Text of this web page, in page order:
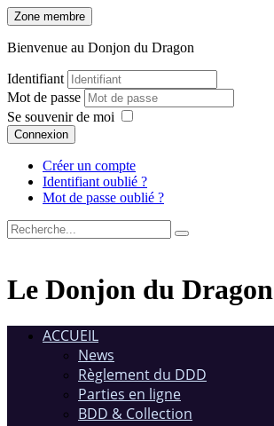
Zone membre
Bienvenue au Donjon du Dragon
Identifiant
Mot de passe
Se souvenir de moi
Connexion
Créer un compte
Identifiant oublié ?
Mot de passe oublié ?
Le Donjon du Dragon
ACCUEIL
News
Règlement du DDD
Parties en ligne
BDD & Collection